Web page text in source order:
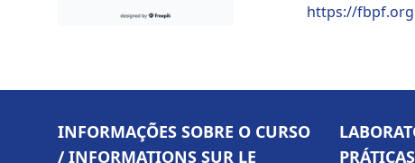
https://
INFORMAÇÕES SOBRE O CURSO
/ INFORMATIONS SUR LE